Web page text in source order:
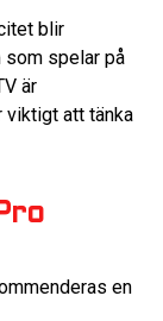
blir
som spelar på
är
viktigt att tänka
en